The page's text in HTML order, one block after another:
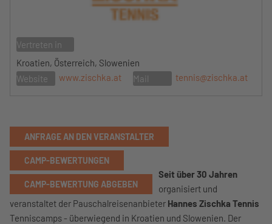
Vertreten in
Kroatien, Österreich, Slowenien
Website
www.zischka.at Mail tennis@zischka.at
ANFRAGE AN DEN VERANSTALTER
CAMP-BEWERTUNGEN
CAMP-BEWERTUNG ABGEBEN
Seit über 30 Jahren
organisiert und
veranstaltet der Pauschalreisenanbieter Hannes Zischka Tennis
Tenniscamps - überwiegend in Kroatien und Slowenien. Der